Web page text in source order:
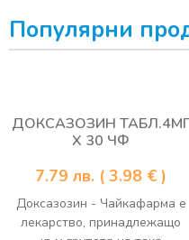
Популярни
ДОКСАЗОЗИН ТАБЛ.4МГ
Х 30 ЧФ
7.79 лв. ( 3.98 € )
Доксазозин - Чайкафарма е
лекарство, принадлежащо